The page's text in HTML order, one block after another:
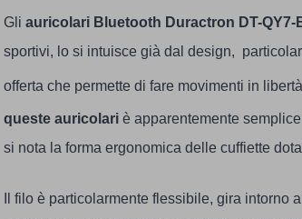
Gli auricolari Bluetooth Duractron DT-QY7-
sportivi, lo si intuisce già dal design,
offerta che permette di fare movimenti in
queste auricolari è apparentemente
si nota la forma ergonomica delle cuffiette
Il filo è particolarmente flessibile, gira